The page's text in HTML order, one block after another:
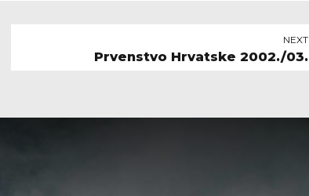
NEXT
Prvenstvo Hrvatske 2002./03.